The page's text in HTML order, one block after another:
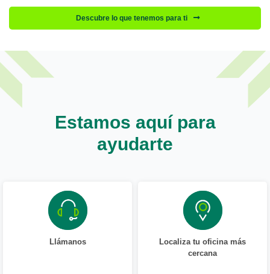
Descubre lo que tenemos para ti
Estamos aquí para
ayudarte
Llámanos
Localiza tu oficina más
cercana